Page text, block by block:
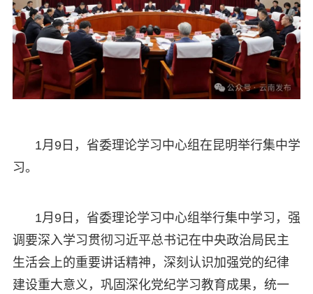
1月9日，省委理论学习中心组在昆明举行集中学
习。
1月9日，省委理论学习中心组举行集中学习，强
调要深入学习贯彻习近平总书记在中央政治局民主
生活会上的重要讲话精神，深刻认识加强党的纪律
建设重大意义，巩固深化党纪学习教育成果，统一